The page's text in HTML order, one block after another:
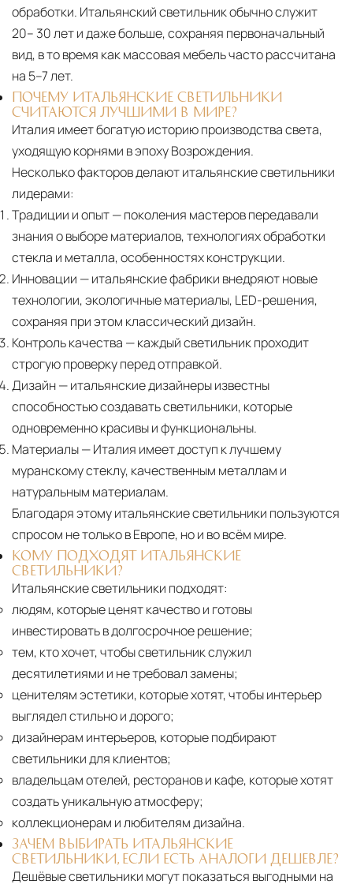
обработки. Итальянский светильник обычно служит
20– 30 лет и даже больше, сохраняя первоначальный
вид, в то время как массовая мебель часто рассчитана
на 5–7 лет.
ПОЧЕМУ ИТАЛЬЯНСКИЕ СВЕТИЛЬНИКИ
СЧИТАЮТСЯ ЛУЧШИМИ В МИРЕ?
Италия имеет богатую историю производства света,
уходящую корнями в эпоху Возрождения.
Несколько факторов делают итальянские светильники
лидерами:
Традиции и опыт— поколения мастеров передавали
знания о выборе материалов, технологиях обработки
стекла и металла, особенностях конструкции.
Инновации — итальянские фабрики внедряют новые
технологии, экологичные материалы, LED-решения,
сохраняя при этом классический дизайн.
Контроль качества — каждый светильник проходит
строгую проверку перед отправкой.
Дизайн— итальянские дизайнеры известны
способностью создавать светильники, которые
одновременно красивы и функциональны.
Материалы— Италия имеет доступ к лучшему
муранскому стеклу, качественным металлам и
натуральным материалам.
Благодаря этому итальянские светильники пользуются
спросом не только в Европе, но и во всём мире.
КОМУ ПОДХОДЯТ ИТАЛЬЯНСКИЕ
СВЕТИЛЬНИКИ?
Итальянские светильники подходят:
людям, которые ценят качество и готовы
инвестировать в долгосрочное решение;
тем, кто хочет, чтобы светильник служил
десятилетиями и не требовал замены;
ценителям эстетики, которые хотят, чтобы интерьер
выглядел стильно и дорого;
дизайнерам интерьеров, которые подбирают
светильники для клиентов;
владельцам отелей, ресторанов и кафе, которые хотят
создать уникальную атмосферу;
коллекционерам и любителям дизайна.
ЗАЧЕМ ВЫБИРАТЬ ИТАЛЬЯНСКИЕ
СВЕТИЛЬНИКИ, ЕСЛИ ЕСТЬ АНАЛОГИ ДЕШЕВЛЕ?
Дешёвые светильники могут показаться выгодными на